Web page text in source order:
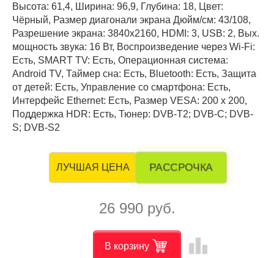
Высота: 61,4, Ширина: 96,9, Глубина: 18, Цвет:
Чёрный, Размер диагонали экрана Дюйм/см: 43/108,
Разрешение экрана: 3840x2160, HDMI: 3, USB: 2, Вых.
мощность звука: 16 Вт, Воспроизведение через Wi-Fi:
Есть, SMART TV: Есть, Операционная система:
Android TV, Таймер сна: Есть, Bluetooth: Есть, Защита
от детей: Есть, Управление со смартфона: Есть,
Интерфейс Ethernet: Есть, Размер VESA: 200 x 200,
Поддержка HDR: Есть, Тюнер: DVB-T2; DVB-C; DVB-
S; DVB-S2
ЛУЧШАЯ ЦЕНА РАССРОЧКА
26 990 руб.
В корзину leaderboard